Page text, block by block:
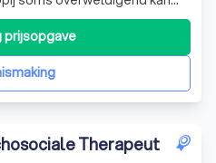
problemen kunnen
bied ik een doelgerichte
ik samen met u inzicht
prijsopgave
Therapeut